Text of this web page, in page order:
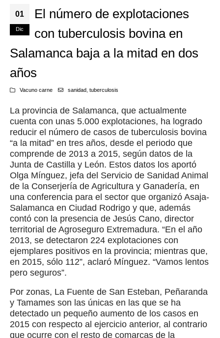
01
Dic
El número de explotaciones
con tuberculosis bovina en
Salamanca baja a la mitad en dos
años
Vacuno carne sanidad, tuberculosis
La provincia de Salamanca, que actualmente
cuenta con unas 5.000 explotaciones, ha logrado
reducir el número de casos de tuberculosis bovina
“a la mitad” en tres años, desde el periodo que
comprende de 2013 a 2015, según datos de la
Junta de Castilla y León. Estos datos los aportó
Olga Mínguez, jefa del Servicio de Sanidad Animal
de la Conserjería de Agricultura y Ganadería, en
una conferencia para el sector que organizó Asaja-
Salamanca en Ciudad Rodrigo y que, además
contó con la presencia de Jesús Cano, director
territorial de Agroseguro Extremadura. “En el año
2013, se detectaron 224 explotaciones con
ejemplares positivos en la provincia; mientras que,
en 2015, sólo 112”, aclaró Mínguez. “Vamos lentos
pero seguros”.
Por zonas, La Fuente de San Esteban, Peñaranda
y Tamames son las únicas en las que se ha
detectado un pequeño aumento de los casos en
2015 con respecto al ejercicio anterior, al contrario
que ocurre con el resto de comarcas de la